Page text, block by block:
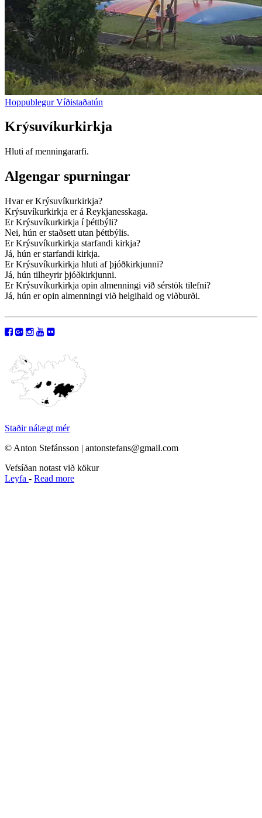
Hoppublegur Víðistaðatún
Krýsuvíkurkirkja
Hluti af menningararfi.
Algengar spurningar
Hvar er Krýsuvíkurkirkja?
Krýsuvíkurkirkja er á Reykjanesskaga.
Er Krýsuvíkurkirkja í þéttbýli?
Nei, hún er staðsett utan þéttbýlis.
Er Krýsuvíkurkirkja starfandi kirkja?
Já, hún er starfandi kirkja.
Er Krýsuvíkurkirkja hluti af þjóðkirkjunni?
Já, hún tilheyrir þjóðkirkjunni.
Er Krýsuvíkurkirkja opin almenningi við sérstök tilefni?
Já, hún er opin almenningi við helgihald og viðburði.
Staðir nálægt mér
© Anton Stefánsson | antonstefans@gmail.com
Vefsíðan notast við kökur
Leyfa - Read more